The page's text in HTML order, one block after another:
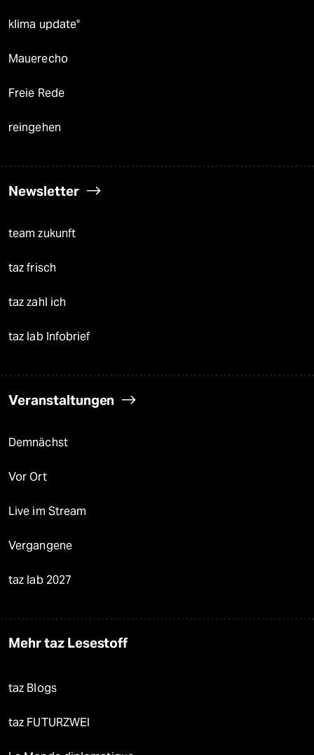
klima update°
Mauerecho
Freie Rede
reingehen
Newsletter
team zukunft
taz frisch
taz zahl ich
taz lab Infobrief
Veranstaltungen
Demnächst
Vor Ort
Live im Stream
Vergangene
taz lab 2027
Mehr taz Lesestoff
taz Blogs
taz FUTURZWEI